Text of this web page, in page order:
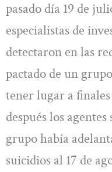
pasado día 19 de
especialistas de
detectaron en las
pactado de un
tener lugar a
después los
grupo había
suicidios al 17 de